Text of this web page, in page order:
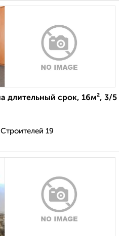
длительный срок, 16м², 3/5
19